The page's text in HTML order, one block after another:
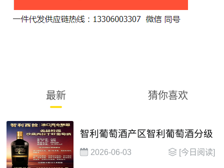
最新 猜你喜欢
智利葡萄酒产区智利葡萄酒分级
2026-06-03 [今日阅读]